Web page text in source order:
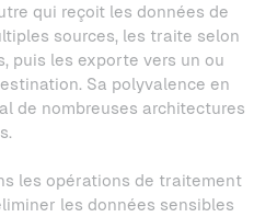
qui reçoit les données de
sources, les traite selon
puis les exporte vers un ou
Sa polyvalence en
de nombreuses architectures
les opérations de traitement
les données sensibles